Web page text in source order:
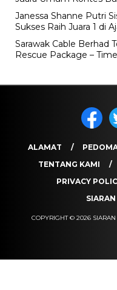
Janessa Shanne Putri
Sukses Raih Juara 1 di
Sarawak Cable Berhad
Rescue Package –
ALAMAT
TENTANG KAMI
PRIVACY
COPYRIGHT © 2026